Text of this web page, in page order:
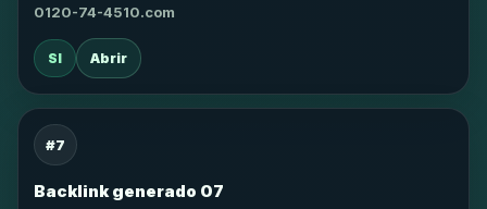
0120-74-4510.com
SI Abrir
#7
Backlink generado 07